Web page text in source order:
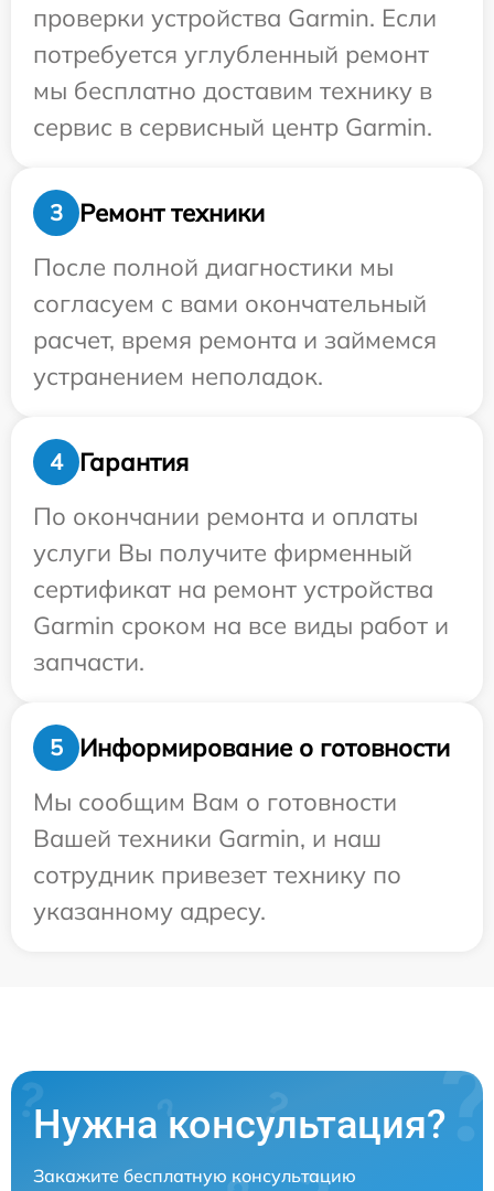
проверки устройства Garmin. Если
потребуется углубленный ремонт
мы бесплатно доставим технику в
сервис в сервисный центр Garmin.
3
Ремонт техники
После полной диагностики мы
согласуем с вами окончательный
расчет, время ремонта и займемся
устранением неполадок.
4
Гарантия
По окончании ремонта и оплаты
услуги Вы получите фирменный
сертификат на ремонт устройства
Garmin сроком на все виды работ и
запчасти.
5
Информирование о готовности
Мы сообщим Вам о готовности
Вашей техники Garmin, и наш
сотрудник привезет технику по
указанному адресу.
Нужна консультация?
Закажите бесплатную консультацию